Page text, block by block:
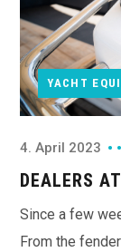
YACHT
4. April 2023
DEALERS
Since a few
From the